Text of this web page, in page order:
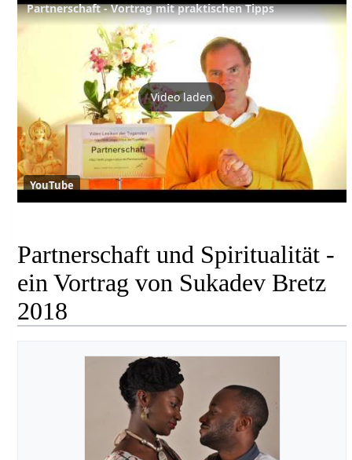
Partnerschaft - Vortrag mit praktischen Tipps
Video laden
YouTube
Partnerschaft und Spiritualität -
ein Vortrag von Sukadev Bretz
2018